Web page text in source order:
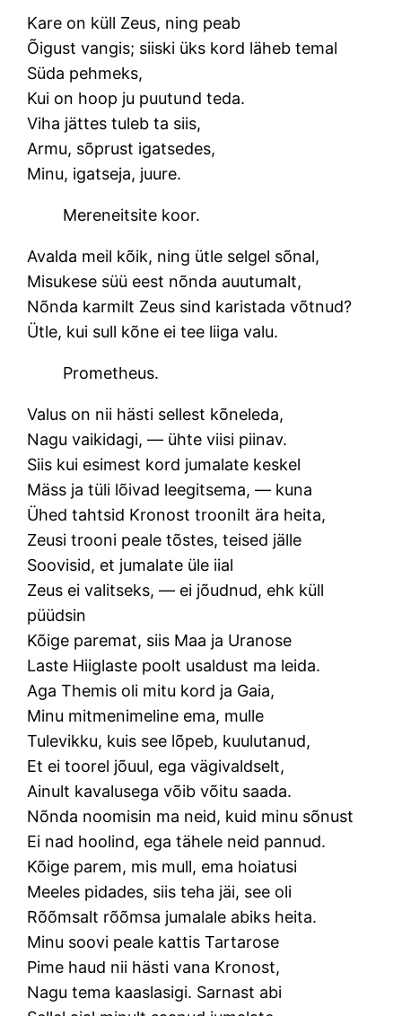
Kare on küll Zeus, ning peab
Õigust vangis; siiski üks kord läheb temal
Süda pehmeks,
Kui on hoop ju puutund teda.
Viha jättes tuleb ta siis,
Armu, sõprust igatsedes,
Minu, igatseja, juure.
Mereneitsite koor.
Avalda meil kõik, ning ütle selgel sõnal,
Misukese süü eest nõnda auutumalt,
Nõnda karmilt Zeus sind karistada võtnud?
Ütle, kui sull kõne ei tee liiga valu.
Prometheus.
Valus on nii hästi sellest kõneleda,
Nagu vaikidagi, — ühte viisi piinav.
Siis kui esimest kord jumalate keskel
Mäss ja tüli lõivad leegitsema, — kuna
Ühed tahtsid Kronost troonilt ära heita,
Zeusi trooni peale tõstes, teised jälle
Soovisid, et jumalate üle iial
Zeus ei valitseks, — ei jõudnud, ehk küll
püüdsin
Kõige paremat, siis Maa ja Uranose
Laste Hiiglaste poolt usaldust ma leida.
Aga Themis oli mitu kord ja Gaia,
Minu mitmenimeline ema, mulle
Tulevikku, kuis see lõpeb, kuulutanud,
Et ei toorel jõuul, ega vägivaldselt,
Ainult kavalusega võib võitu saada.
Nõnda noomisin ma neid, kuid minu sõnust
Ei nad hoolind, ega tähele neid pannud.
Kõige parem, mis mull, ema hoiatusi
Meeles pidades, siis teha jäi, see oli
Rõõmsalt rõõmsa jumalale abiks heita.
Minu soovi peale kattis Tartarose
Pime haud nii hästi vana Kronost,
Nagu tema kaaslasigi. Sarnast abi